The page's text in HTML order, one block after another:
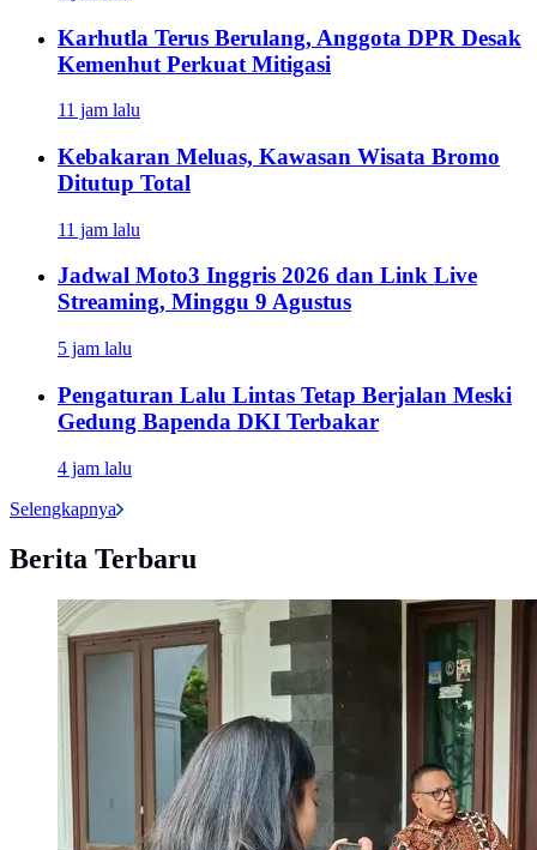
Karhutla Terus Berulang, Anggota DPR Desak
Kemenhut Perkuat Mitigasi
11 jam lalu
Kebakaran Meluas, Kawasan Wisata Bromo
Ditutup Total
11 jam lalu
Jadwal Moto3 Inggris 2026 dan Link Live
Streaming, Minggu 9 Agustus
5 jam lalu
Pengaturan Lalu Lintas Tetap Berjalan Meski
Gedung Bapenda DKI Terbakar
4 jam lalu
Selengkapnya
Berita Terbaru